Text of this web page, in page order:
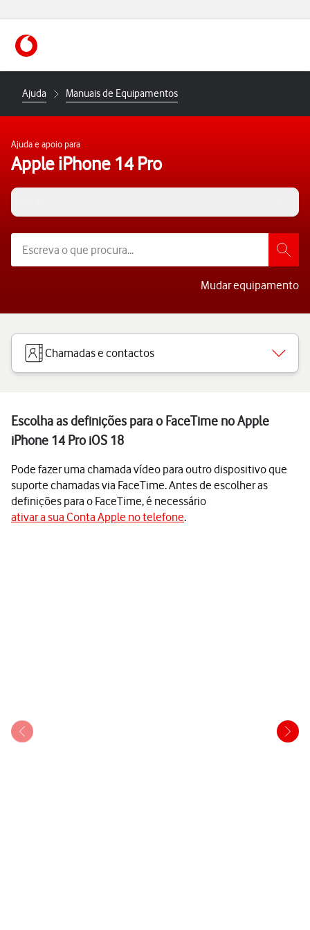
https://www.vodafone.pt
Ajuda Manuais de Equipamentos
Ajuda e apoio para
Apple iPhone 14 Pro
Mudar equipamento
Chamadas e contactos
Escolha as definições para o FaceTime no Apple
iPhone 14 Pro iOS 18
Pode fazer uma chamada vídeo para outro dispositivo que
suporte chamadas via FaceTime. Antes de escolher as
definições para o FaceTime, é necessário
ativar a sua Conta Apple no telefone.